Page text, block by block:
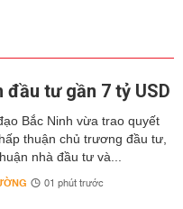
tư gần 7 tỷ USD
Bắc Ninh vừa trao quyết
thuận chủ trương đầu tư,
nhà đầu tư và...
01 phút trước